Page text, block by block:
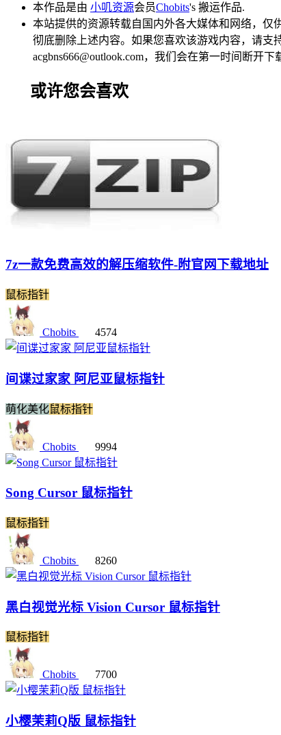
本作品是由 小叽资源会员Chobits's 搬运作品.
本站提供的资源转载自国内外各大媒体和网络，仅
彻底删除上述内容。如果您喜欢该游戏内容，请支
acgbns666@outlook.com，我们会在第一时间断开下
或许您会喜欢
7z一款免费高效的解压缩软件-附官网下载地址
鼠标指针
Chobits 4574
间谍过家家 阿尼亚鼠标指针
萌化美化鼠标指针
Chobits 9994
Song Cursor 鼠标指针
鼠标指针
Chobits 8260
黑白视觉光标 Vision Cursor 鼠标指针
鼠标指针
Chobits 7700
小樱茉莉Q版 鼠标指针